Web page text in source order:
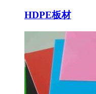
HDPE板材